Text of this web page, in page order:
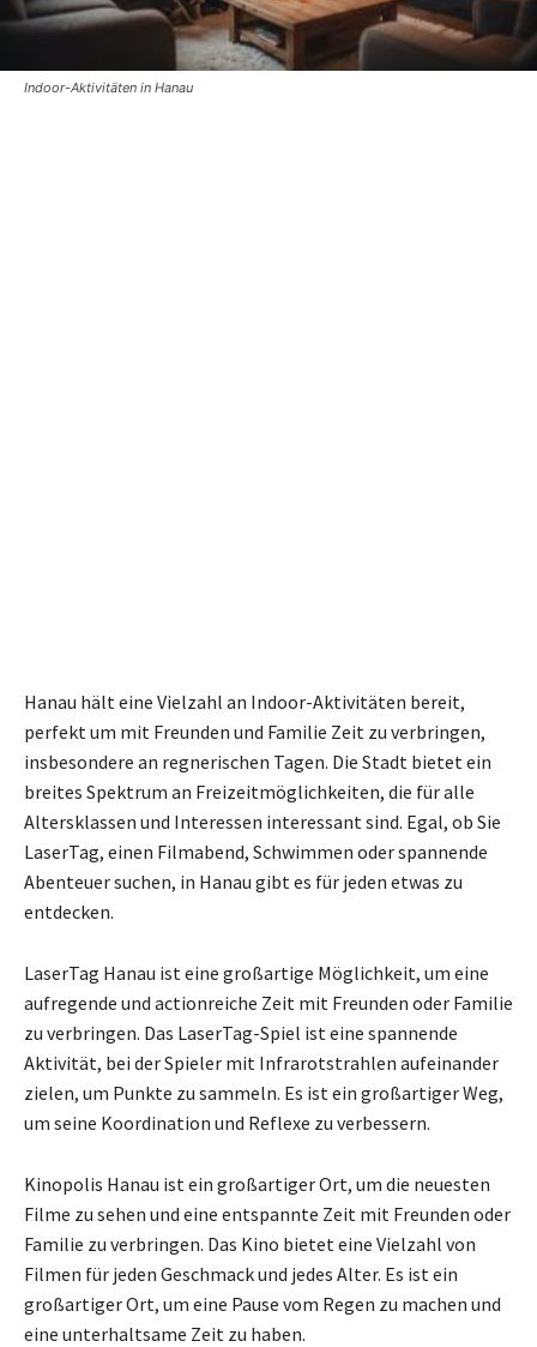
Indoor-Aktivitäten in Hanau
Hanau hält eine Vielzahl an Indoor-Aktivitäten bereit,
perfekt um mit Freunden und Familie Zeit zu verbringen,
insbesondere an regnerischen Tagen. Die Stadt bietet ein
breites Spektrum an Freizeitmöglichkeiten, die für alle
Altersklassen und Interessen interessant sind. Egal, ob Sie
LaserTag, einen Filmabend, Schwimmen oder spannende
Abenteuer suchen, in Hanau gibt es für jeden etwas zu
entdecken.
LaserTag Hanau ist eine großartige Möglichkeit, um eine
aufregende und actionreiche Zeit mit Freunden oder Familie
zu verbringen. Das LaserTag-Spiel ist eine spannende
Aktivität, bei der Spieler mit Infrarotstrahlen aufeinander
zielen, um Punkte zu sammeln. Es ist ein großartiger Weg,
um seine Koordination und Reflexe zu verbessern.
Kinopolis Hanau ist ein großartiger Ort, um die neuesten
Filme zu sehen und eine entspannte Zeit mit Freunden oder
Familie zu verbringen. Das Kino bietet eine Vielzahl von
Filmen für jeden Geschmack und jedes Alter. Es ist ein
großartiger Ort, um eine Pause vom Regen zu machen und
eine unterhaltsame Zeit zu haben.